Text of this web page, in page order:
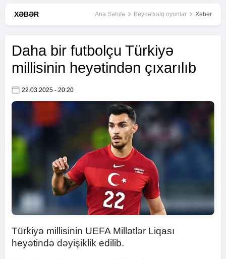
XƏBƏR Ana Səhifə Beynəlxalq oyunlar Xəbər
Daha bir futbolçu Türkiyə
millisinin heyətindən çıxarılıb
22.03.2025 - 20:20
Türkiyə millisinin UEFA Millətlər Liqası
heyətində dəyişiklik edilib.